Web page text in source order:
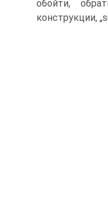
обойти,
конструкции,